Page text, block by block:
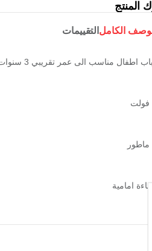
المنتج
الكامل التقييمات
اطفال مناسب الى عمر تقريبي 3 سنوات
امامية
دعسه رجل